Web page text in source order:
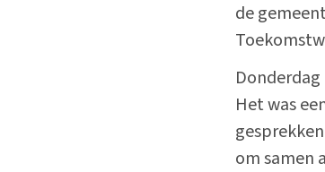
de
Het was
om samen